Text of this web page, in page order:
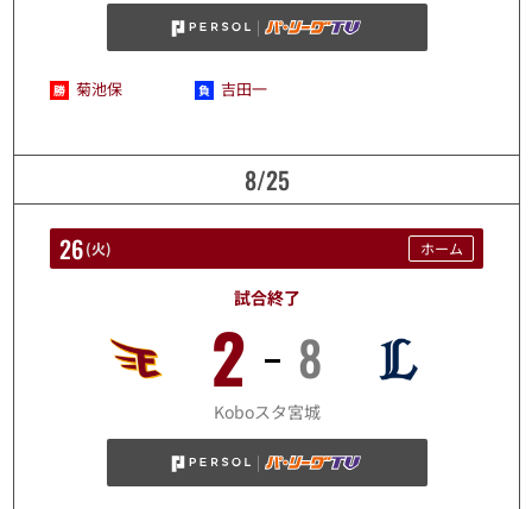
菊池保 吉田一
8/25
8/26
26(火) ホーム
試合終了
2 8
Koboスタ宮城